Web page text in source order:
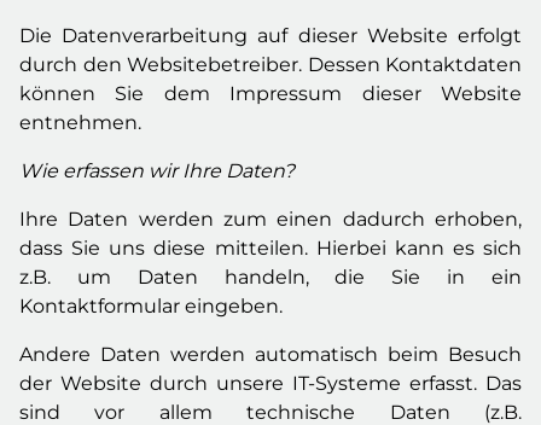
Die Datenverarbeitung auf dieser Website erfolgt
durch den Websitebetreiber. Dessen Kontaktdaten
können Sie dem Impressum dieser Website
entnehmen.
Wie erfassen wir Ihre Daten?
Ihre Daten werden zum einen dadurch erhoben,
dass Sie uns diese mitteilen. Hierbei kann es sich
z.B. um Daten handeln, die Sie in ein
Kontaktformular eingeben.
Andere Daten werden automatisch beim Besuch
der Website durch unsere IT-Systeme erfasst. Das
sind vor allem technische Daten (z.B.